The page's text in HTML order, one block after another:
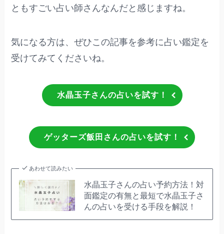
ともすごい占い師さんなんだと感じますね。
気になる方は、ぜひこの記事を参考に占い鑑定を
受けてみてくださいね。
水晶玉子さんの占いを試す！
ゲッターズ飯田さんの占いを試す！
あわせて読みたい
水晶玉子さんの占い予約方法！対
面鑑定の有無と最短で水晶玉子さ
んの占いを受ける手段を解説！